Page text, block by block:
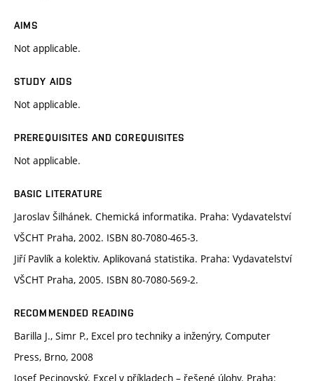
AIMS
Not applicable.
STUDY AIDS
Not applicable.
PREREQUISITES AND COREQUISITES
Not applicable.
BASIC LITERATURE
Jaroslav Šilhánek. Chemická informatika. Praha: Vydavatelství
VŠCHT Praha, 2002. ISBN 80-7080-465-3.
Jiří Pavlík a kolektiv. Aplikovaná statistika. Praha: Vydavatelství
VŠCHT Praha, 2005. ISBN 80-7080-569-2.
RECOMMENDED READING
Barilla J., Simr P., Excel pro techniky a inženýry, Computer
Press, Brno, 2008
Josef Pecinovský. Excel v příkladech – řešené úlohy. Praha: